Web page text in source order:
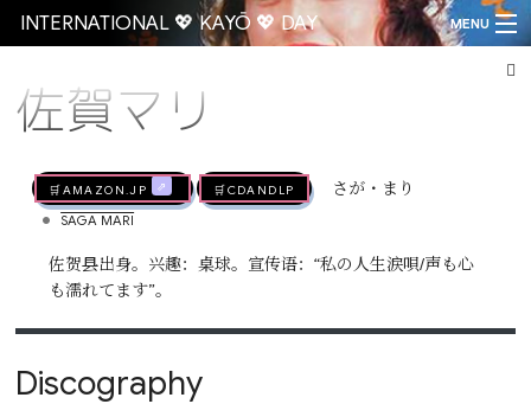
INTERNATIONAL 💖 KAYŌ 💖 DAY MENU
佐賀マリ
🛒AMAZON.jp 🛒CDandLP さが・まり
• SAGA MARI
佐贺县出身。兴趣：桌球。宣传语：“私の人生涙唄/声も心
も濡れてます”。
Discography